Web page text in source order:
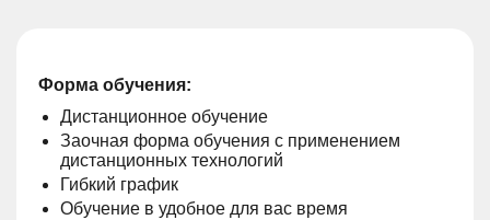
Форма обучения:
Дистанционное обучение
Заочная форма обучения с применением
дистанционных технологий
Гибкий график
Обучение в удобное для вас время